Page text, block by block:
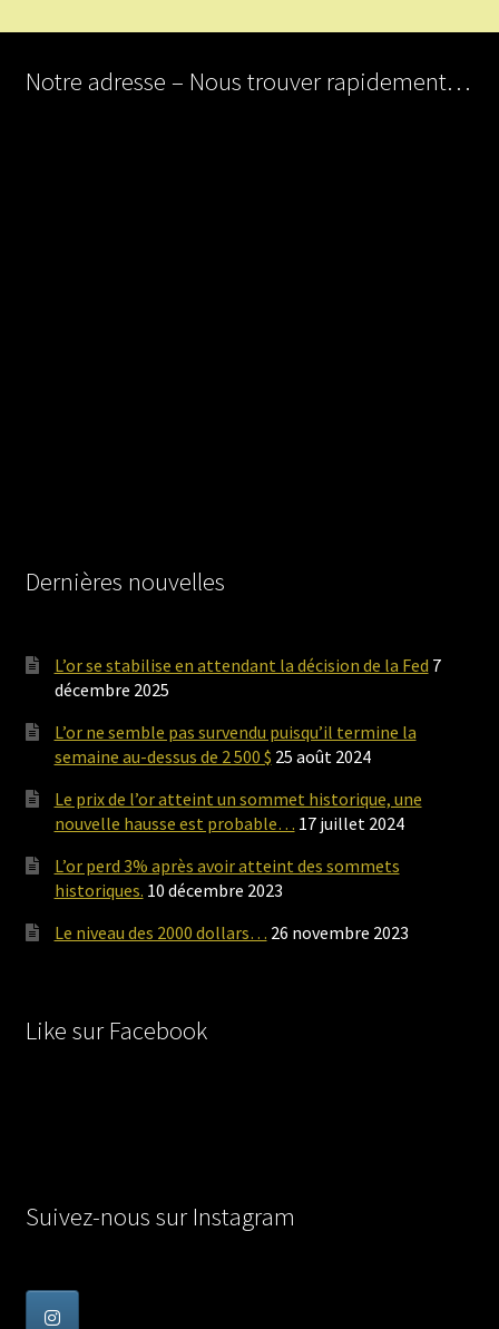
Notre adresse – Nous trouver rapidement…
Dernières nouvelles
L’or se stabilise en attendant la décision de la Fed 7
décembre 2025
L’or ne semble pas survendu puisqu’il termine la
semaine au-dessus de 2 500 $ 25 août 2024
Le prix de l’or atteint un sommet historique, une
nouvelle hausse est probable… 17 juillet 2024
L’or perd 3% après avoir atteint des sommets
historiques. 10 décembre 2023
Le niveau des 2000 dollars… 26 novembre 2023
Like sur Facebook
Suivez-nous sur Instagram